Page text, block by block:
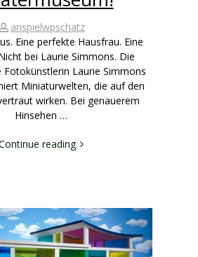
anspielwpschatz
Eine perfekte Hausfrau. Eine
bei Laurie Simmons. Die
Fotokünstlerin Laurie Simmons
Miniaturwelten, die auf den
wirken. Bei genauerem
Hinsehen …
reading